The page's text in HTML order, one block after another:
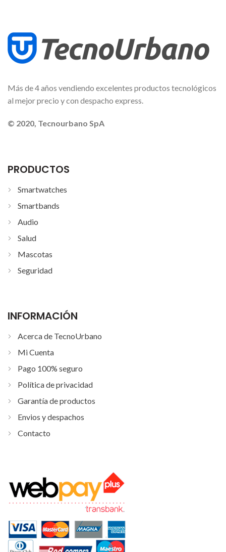
Más de 4 años vendiendo excelentes productos tecnológicos
al mejor precio y con despacho express.
© 2020, Tecnourbano SpA
PRODUCTOS
Smartwatches
Smartbands
Audio
Salud
Mascotas
Seguridad
INFORMACIÓN
Acerca de TecnoUrbano
Mi Cuenta
Pago 100% seguro
Política de privacidad
Garantía de productos
Envios y despachos
Contacto